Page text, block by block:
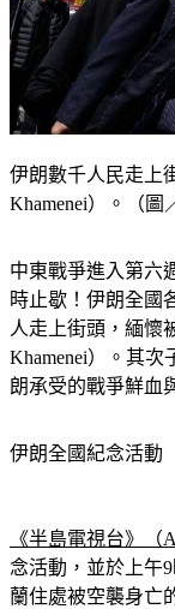
伊朗數千人民走上
Khamenei）。（圖
中東戰爭進入第六
時止歇！伊朗全國
人走上街頭，緬懷
Khamenei）。其次
朗承受的戰爭鮮血
伊朗全國紀念活動
《半島電視台》（Al
念活動，並於上午
蘭住處被空襲身亡